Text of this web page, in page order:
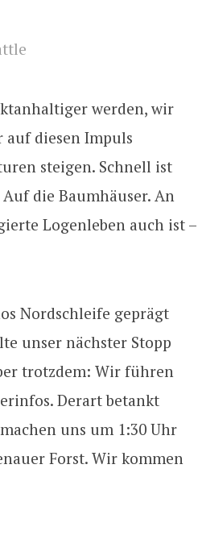
werden, wir
auf diesen Impuls
steigen. Schnell ist
Auf die Baumhäuser. An
Logenleben auch ist –
Nordschleife geprägt
unser nächster Stopp
trotzdem: Wir führen
Derart betankt
uns um 1:30 Uhr
Forst. Wir kommen